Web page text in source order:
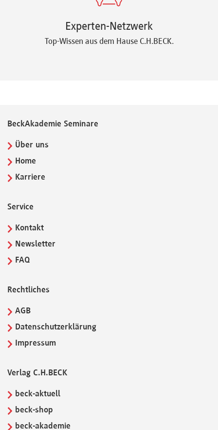
Experten-Netzwerk
Top-Wissen aus dem Hause C.H.BECK.
BeckAkademie Seminare
Über uns
Home
Karriere
Service
Kontakt
Newsletter
FAQ
Rechtliches
AGB
Datenschutzerklärung
Impressum
Verlag C.H.BECK
beck-aktuell
beck-shop
beck-akademie